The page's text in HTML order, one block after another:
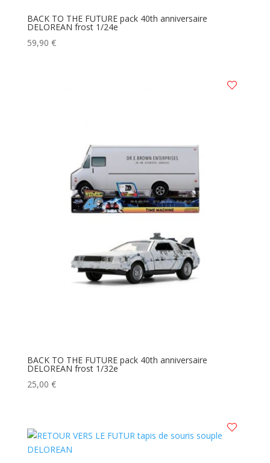
BACK TO THE FUTURE pack 40th anniversaire
DELOREAN frost 1/24e
59,90 €
BACK TO THE FUTURE pack 40th anniversaire
DELOREAN frost 1/32e
25,00 €